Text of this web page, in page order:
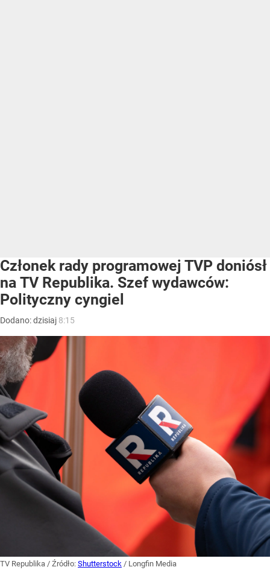
Członek rady programowej TVP doniósł
na TV Republika. Szef wydawców:
Polityczny cyngiel
Dodano:dzisiaj 8:15
TV Republika / Źródło: Shutterstock / Longfin Media